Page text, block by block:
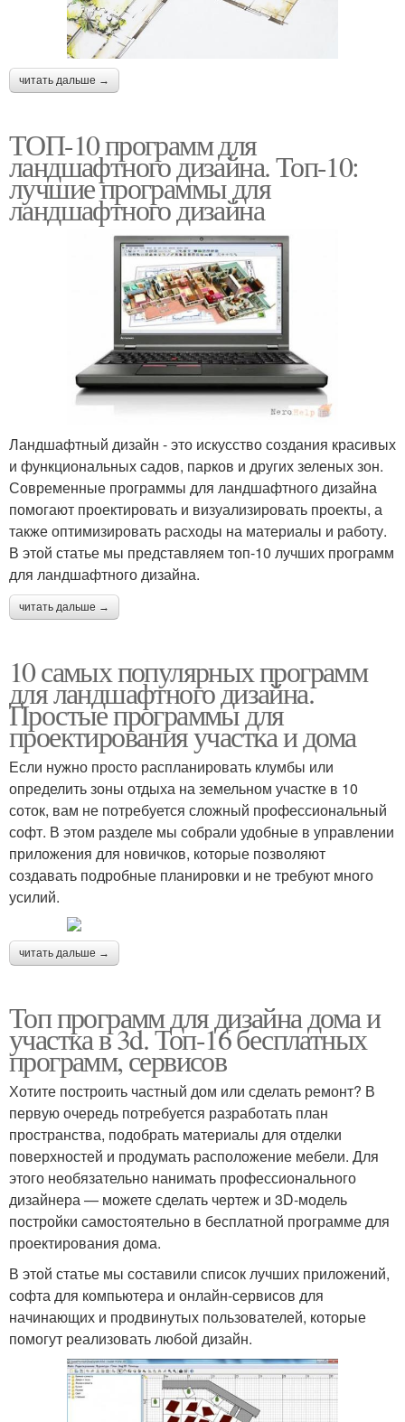
читать дальше →
ТОП-10 программ для
ландшафтного дизайна. Топ-10:
лучшие программы для
ландшафтного дизайна
Ландшафтный дизайн - это искусство создания красивых
и функциональных садов, парков и других зеленых зон.
Современные программы для ландшафтного дизайна
помогают проектировать и визуализировать проекты, а
также оптимизировать расходы на материалы и работу.
В этой статье мы представляем топ-10 лучших программ
для ландшафтного дизайна.
читать дальше →
10 самых популярных программ
для ландшафтного дизайна.
Простые программы для
проектирования участка и дома
Если нужно просто распланировать клумбы или
определить зоны отдыха на земельном участке в 10
соток, вам не потребуется сложный профессиональный
софт. В этом разделе мы собрали удобные в управлении
приложения для новичков, которые позволяют
создавать подробные планировки и не требуют много
усилий.
читать дальше →
Топ программ для дизайна дома и
участка в 3d. Топ-16 бесплатных
программ, сервисов
Хотите построить частный дом или сделать ремонт? В
первую очередь потребуется разработать план
пространства, подобрать материалы для отделки
поверхностей и продумать расположение мебели. Для
этого необязательно нанимать профессионального
дизайнера — можете сделать чертеж и 3D-модель
постройки самостоятельно в бесплатной программе для
проектирования дома.
В этой статье мы составили список лучших приложений,
софта для компьютера и онлайн-сервисов для
начинающих и продвинутых пользователей, которые
помогут реализовать любой дизайн.